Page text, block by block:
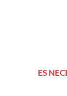
ES